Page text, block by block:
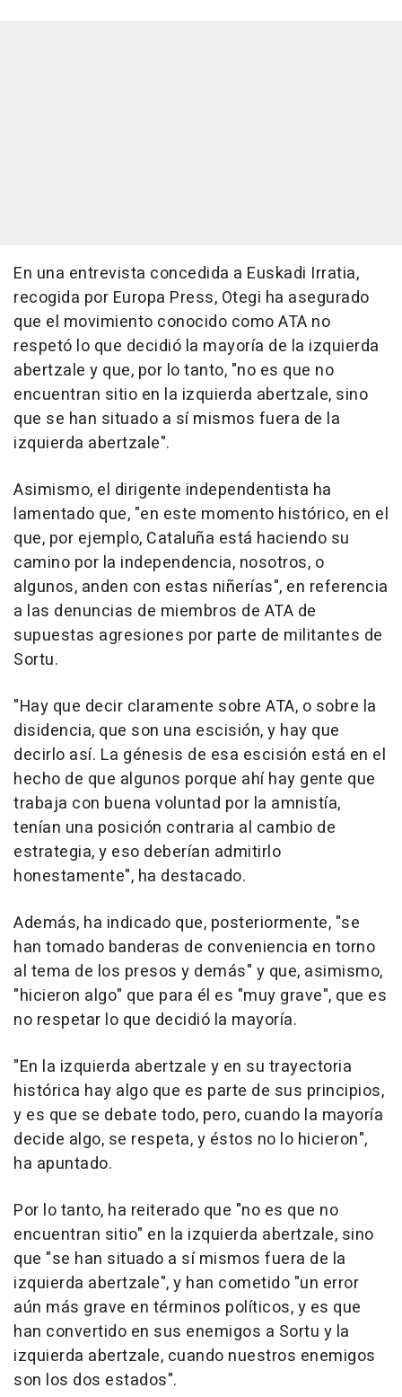
En una entrevista concedida a Euskadi Irratia,
recogida por Europa Press, Otegi ha asegurado
que el movimiento conocido como ATA no
respetó lo que decidió la mayoría de la izquierda
abertzale y que, por lo tanto, "no es que no
encuentran sitio en la izquierda abertzale, sino
que se han situado a sí mismos fuera de la
izquierda abertzale".
Asimismo, el dirigente independentista ha
lamentado que, "en este momento histórico, en el
que, por ejemplo, Cataluña está haciendo su
camino por la independencia, nosotros, o
algunos, anden con estas niñerías", en referencia
a las denuncias de miembros de ATA de
supuestas agresiones por parte de militantes de
Sortu.
"Hay que decir claramente sobre ATA, o sobre la
disidencia, que son una escisión, y hay que
decirlo así. La génesis de esa escisión está en el
hecho de que algunos porque ahí hay gente que
trabaja con buena voluntad por la amnistía,
tenían una posición contraria al cambio de
estrategia, y eso deberían admitirlo
honestamente", ha destacado.
Además, ha indicado que, posteriormente, "se
han tomado banderas de conveniencia en torno
al tema de los presos y demás" y que, asimismo,
"hicieron algo" que para él es "muy grave", que es
no respetar lo que decidió la mayoría.
"En la izquierda abertzale y en su trayectoria
histórica hay algo que es parte de sus principios,
y es que se debate todo, pero, cuando la mayoría
decide algo, se respeta, y éstos no lo hicieron",
ha apuntado.
Por lo tanto, ha reiterado que "no es que no
encuentran sitio" en la izquierda abertzale, sino
que "se han situado a sí mismos fuera de la
izquierda abertzale", y han cometido "un error
aún más grave en términos políticos, y es que
han convertido en sus enemigos a Sortu y la
izquierda abertzale, cuando nuestros enemigos
son los dos estados".